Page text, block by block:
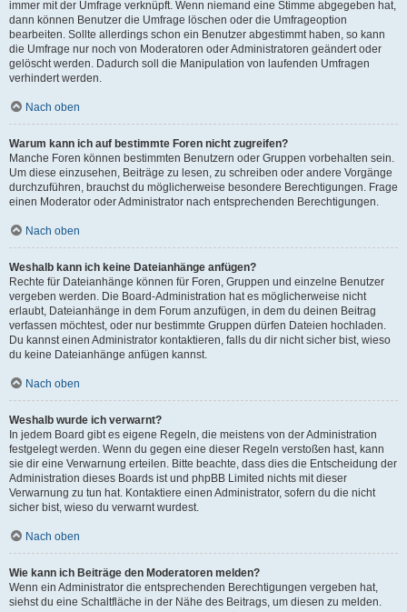
immer mit der Umfrage verknüpft. Wenn niemand eine Stimme abgegeben hat,
dann können Benutzer die Umfrage löschen oder die Umfrageoption
bearbeiten. Sollte allerdings schon ein Benutzer abgestimmt haben, so kann
die Umfrage nur noch von Moderatoren oder Administratoren geändert oder
gelöscht werden. Dadurch soll die Manipulation von laufenden Umfragen
verhindert werden.
Nach oben
Warum kann ich auf bestimmte Foren nicht zugreifen?
Manche Foren können bestimmten Benutzern oder Gruppen vorbehalten sein.
Um diese einzusehen, Beiträge zu lesen, zu schreiben oder andere Vorgänge
durchzuführen, brauchst du möglicherweise besondere Berechtigungen. Frage
einen Moderator oder Administrator nach entsprechenden Berechtigungen.
Nach oben
Weshalb kann ich keine Dateianhänge anfügen?
Rechte für Dateianhänge können für Foren, Gruppen und einzelne Benutzer
vergeben werden. Die Board-Administration hat es möglicherweise nicht
erlaubt, Dateianhänge in dem Forum anzufügen, in dem du deinen Beitrag
verfassen möchtest, oder nur bestimmte Gruppen dürfen Dateien hochladen.
Du kannst einen Administrator kontaktieren, falls du dir nicht sicher bist, wieso
du keine Dateianhänge anfügen kannst.
Nach oben
Weshalb wurde ich verwarnt?
In jedem Board gibt es eigene Regeln, die meistens von der Administration
festgelegt werden. Wenn du gegen eine dieser Regeln verstoßen hast, kann
sie dir eine Verwarnung erteilen. Bitte beachte, dass dies die Entscheidung der
Administration dieses Boards ist und phpBB Limited nichts mit dieser
Verwarnung zu tun hat. Kontaktiere einen Administrator, sofern du die nicht
sicher bist, wieso du verwarnt wurdest.
Nach oben
Wie kann ich Beiträge den Moderatoren melden?
Wenn ein Administrator die entsprechenden Berechtigungen vergeben hat,
siehst du eine Schaltfläche in der Nähe des Beitrags, um diesen zu melden.